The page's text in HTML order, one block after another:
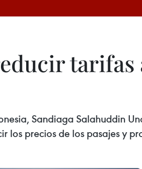
tarifas
Sandiaga Salahuddin
los precios de los pasajes y